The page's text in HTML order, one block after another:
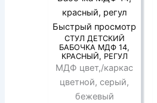
Быстрый просмотр
СТУЛ ДЕТСКИЙ
БАБОЧКА МДФ 14,
КРАСНЫЙ, РЕГУЛ
МДФ цвет,/каркас
цветной, серый,
бежевый